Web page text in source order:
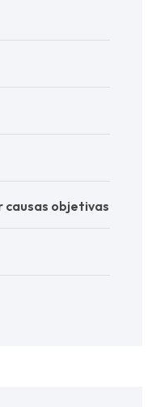
causas objetivas